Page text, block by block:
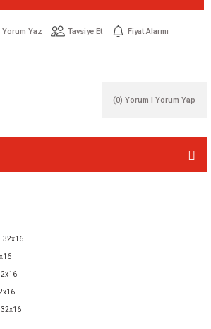
Yorum Yaz Tavsiye Et Fiyat Alarmı
(0) Yorum | Yorum Yap
32x16